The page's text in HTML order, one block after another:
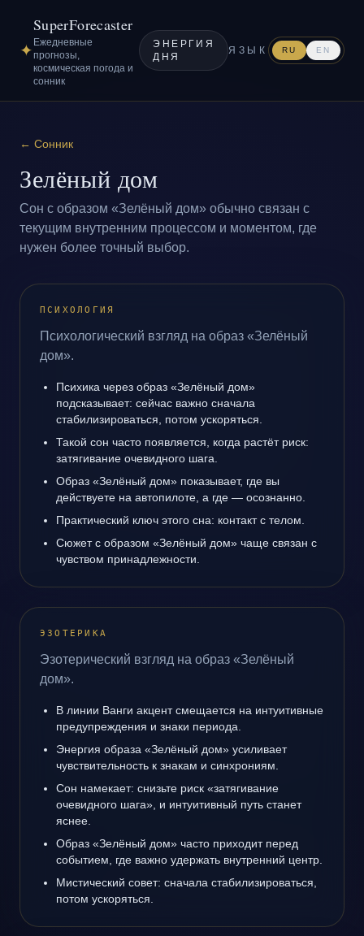
✦
SuperForecaster
Ежедневные
прогнозы,
космическая погода и
сонник
ЭНЕРГИЯ
ДНЯ
ЯЗЫК RU EN
← Сонник
Зелёный дом
Сон с образом «Зелёный дом» обычно связан с
текущим внутренним процессом и моментом, где
нужен более точный выбор.
ПСИХОЛОГИЯ
Психологический взгляд на образ «Зелёный
дом».
Психика через образ «Зелёный дом»
подсказывает: сейчас важно сначала
стабилизироваться, потом ускоряться.
Такой сон часто появляется, когда растёт риск:
затягивание очевидного шага.
Образ «Зелёный дом» показывает, где вы
действуете на автопилоте, а где — осознанно.
Практический ключ этого сна: контакт с телом.
Сюжет с образом «Зелёный дом» чаще связан с
чувством принадлежности.
ЭЗОТЕРИКА
Эзотерический взгляд на образ «Зелёный
дом».
В линии Ванги акцент смещается на интуитивные
предупреждения и знаки периода.
Энергия образа «Зелёный дом» усиливает
чувствительность к знакам и синхрониям.
Сон намекает: снизьте риск «затягивание
очевидного шага», и интуитивный путь станет
яснее.
Образ «Зелёный дом» часто приходит перед
событием, где важно удержать внутренний центр.
Мистический совет: сначала стабилизироваться,
потом ускоряться.